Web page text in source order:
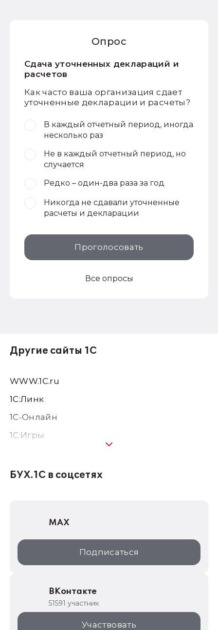
Опрос
Сдача уточненных деклараций и
расчетов
Как часто ваша организация сдает
уточненные декларации и расчеты?
В каждый отчетный период, иногда
несколько раз
Не в каждый отчетный период, но
случается
Редко – один-два раза за год
Никогда не сдавали уточненные
расчеты и декларации
Проголосовать
Все опросы
Другие сайты 1С
WWW.1С.ru
1С:Линк
1С-Онлайн
1C:Игры
1С:Консалтинг
1С:Дистрибьюция
1С:Образование
ИТС.1C.ru
1С для торговли
1С:Торговая площадка
БУХ.1С в соцсетях
MAX
Подписаться
ВКонтакте
51591 участник
Участвовать